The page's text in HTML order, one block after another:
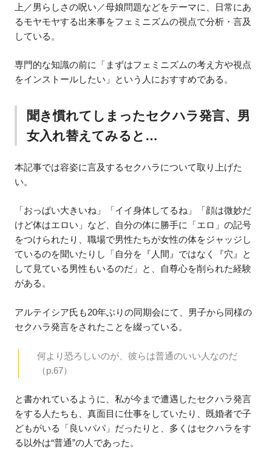
上／男らしさの呪い／母娘問題などをテーマに、日常にあ
るモヤモヤする出来事をフェミニズムの視点で分析・言及
している。
専門的な知識の前に「まずはフェミニズムの考え方や視点
をインストールしたい」という人におすすめである。
聞き慣れてしまったセクハラ発言、男
女入れ替えてみると…
本記事では容姿に言及するセクハラについて取り上げた
い。
「おっぱい大きいね」「イイ身体してるね」「顔は微妙だ
けど体はエロい」など、自分の体に勝手に「エロ」の記号
をつけられたり、職場で男性たちが女性の体をジャッジし
ているのを聞いたりし「自分を『人間』ではなく『穴』と
して見ている男性もいるのだ」と、自尊心を削られた経験
がある。
アルテイシア氏も20年ぶりの同期会にて、男子から同様の
セクハラ発言をされたことを綴っている。
何より恐ろしいのが、彼らは普通のいい人なのだ
（p.67）
と書かれているように、私が今まで遭遇したセクハラ発言
をする人たちも、真面目に仕事をしていたり、既婚者で子
どもがいる「良いパパ」だったりと、多くはセクハラをす
る以外は“普通”の人であった。